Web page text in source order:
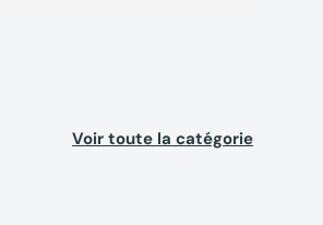
Voir toute la catégorie